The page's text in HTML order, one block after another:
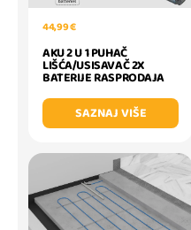
44,99 €
AKU 2 U 1 PUHAČ
LIŠĆA/USISAVAČ 2X
BATERIJE RASPRODAJA
SAZNAJ VIŠE